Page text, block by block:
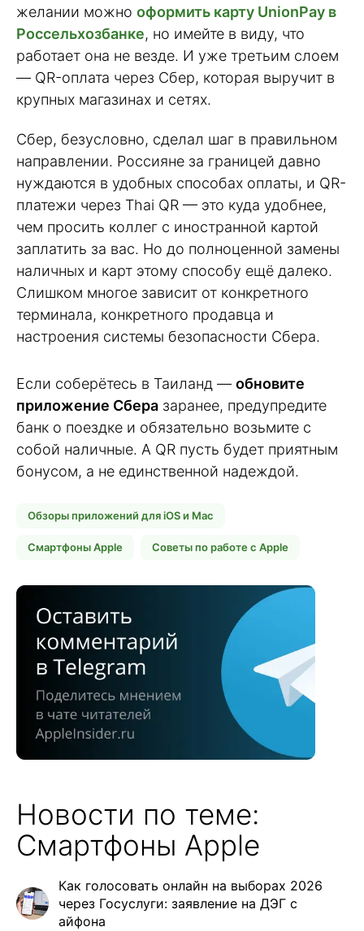
желании можно оформить карту UnionPay в
Россельхозбанке, но имейте в виду, что
работает она не везде. И уже третьим слоем
— QR-оплата через Сбер, которая выручит в
крупных магазинах и сетях.
Сбер, безусловно, сделал шаг в правильном
направлении. Россияне за границей давно
нуждаются в удобных способах оплаты, и QR-
платежи через Thai QR — это куда удобнее,
чем просить коллег с иностранной картой
заплатить за вас. Но до полноценной замены
наличных и карт этому способу ещё далеко.
Слишком многое зависит от конкретного
терминала, конкретного продавца и
настроения системы безопасности Сбера.
Если соберётесь в Таиланд — обновите
приложение Сбера заранее, предупредите
банк о поездке и обязательно возьмите с
собой наличные. А QR пусть будет приятным
бонусом, а не единственной надеждой.
Обзоры приложений для iOS и Mac
Смартфоны Apple Советы по работе с Apple
Новости по теме:
Смартфоны Apple
Как голосовать онлайн на выборах 2026
через Госуслуги: заявление на ДЭГ с
айфона